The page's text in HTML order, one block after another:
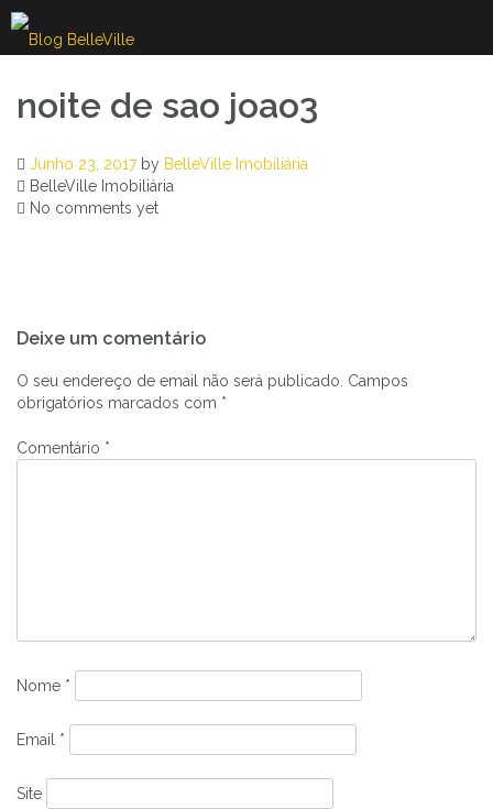
Skip
to
content
noite de sao joao3
Junho 23, 2017by BelleVille Imobiliária
BelleVille Imobiliária
No comments yet
de
artigos
Deixe um comentário
O seu endereço de email não será publicado. Campos
obrigatórios marcados com *
Comentário *
Nome *
Email *
Site